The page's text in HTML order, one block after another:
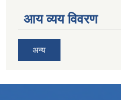
आय व्यय विवरण
अन्य